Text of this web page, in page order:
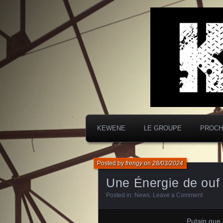
KEWENE LE GROUPE
Une Énergie de
Posted byfrengyon28/03/2024
Posted in: News. Leave a Comment
Putain que